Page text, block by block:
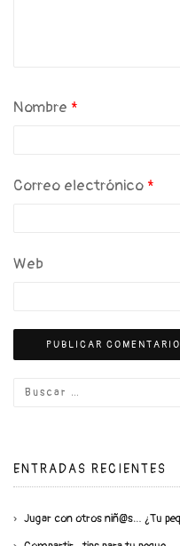
Nombre *
Correo electrónico *
Web
ENTRADAS RECIENTES
Jugar con otros niñ@s… ¿Tu